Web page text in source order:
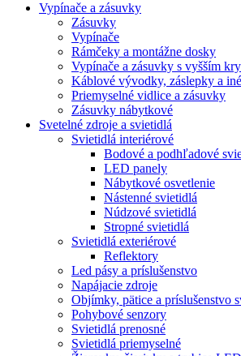
Vypínače a zásuvky
Zásuvky
Vypínače
Rámčeky a montážne dosky
Vypínače a zásuvky s vyšším
Káblové vývodky, záslepky a
Priemyselné vidlice a zásuvky
Zásuvky nábytkové
Svetelné zdroje a svietidlá
Svietidlá interiérové
Bodové a podhľadové
LED panely
Nábytkové osvetlenie
Nástenné svietidlá
Núdzové svietidlá
Stropné svietidlá
Svietidlá exteriérové
Reflektory
Led pásy a príslušenstvo
Napájacie zdroje
Objímky, pätice a príslušenstvo
Pohybové senzory
Svietidlá prenosné
Svietidlá priemyselné